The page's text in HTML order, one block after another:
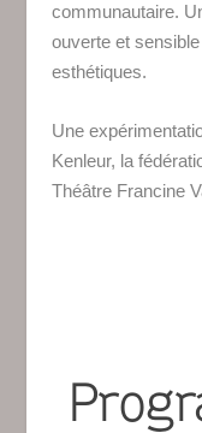
communautaire.
ouverte et
esthétiques.
Une
Kenleur, la
Théâtre Francine